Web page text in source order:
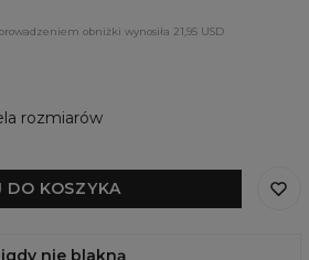
obniżki wynosiła 21,95 USD
rozmiarów
DO KOSZYKA
nie blakną